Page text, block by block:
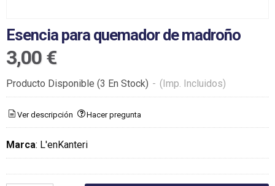
Esencia para quemador de madroño
3,00 €
Producto Disponible (3 En Stock) - (Imp. Incluidos)
Ver descripción Hacer pregunta
Marca: L'enKanteri